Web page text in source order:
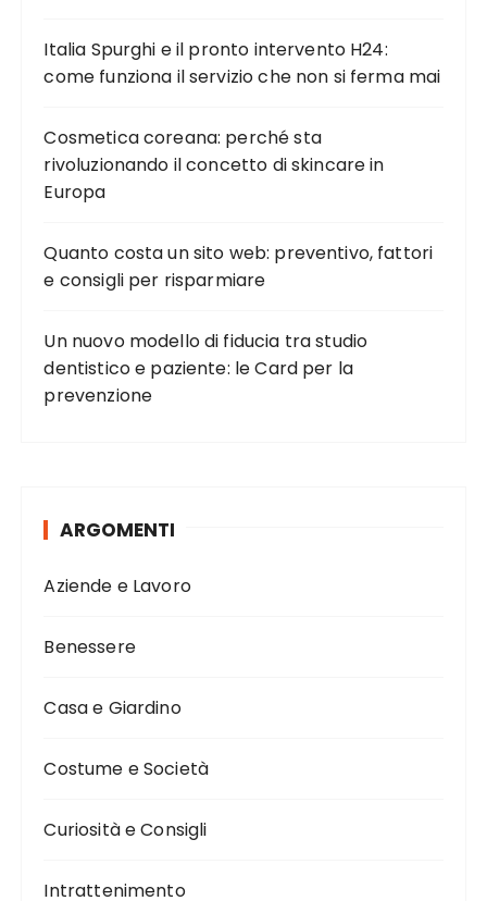
Italia Spurghi e il pronto intervento H24:
come funziona il servizio che non si ferma mai
Cosmetica coreana: perché sta
rivoluzionando il concetto di skincare in
Europa
Quanto costa un sito web: preventivo, fattori
e consigli per risparmiare
Un nuovo modello di fiducia tra studio
dentistico e paziente: le Card per la
prevenzione
ARGOMENTI
Aziende e Lavoro
Benessere
Casa e Giardino
Costume e Società
Curiosità e Consigli
Intrattenimento